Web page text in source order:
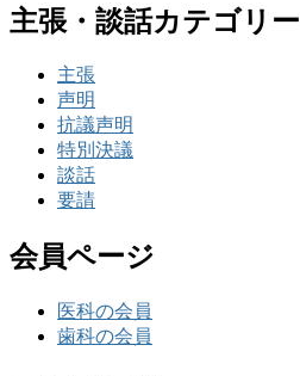
主張・談話カテゴリー
主張
声明
抗議声明
特別決議
談話
要請
会員ページ
医科の会員
歯科の会員